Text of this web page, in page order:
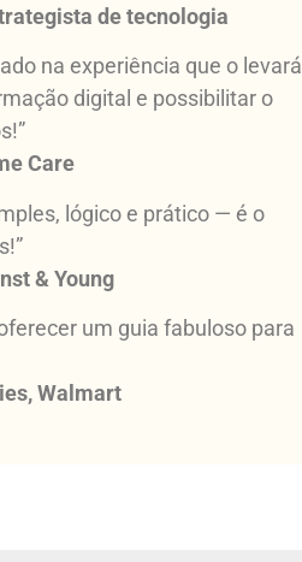
de tecnologia
na experiência que o levará
digital e possibilitar o
Care
lógico e prático — é o
& Young
um guia fabuloso para
Walmart